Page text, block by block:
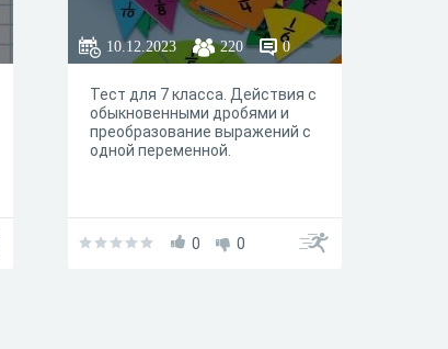
10.12.2023 220 0
Тест для 7 класса. Действия с
обыкновенными дробями и
преобразование выражений с
одной переменной.
0 0